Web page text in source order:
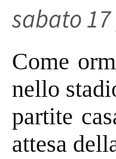
sabato
Come
nello
partite
attesa